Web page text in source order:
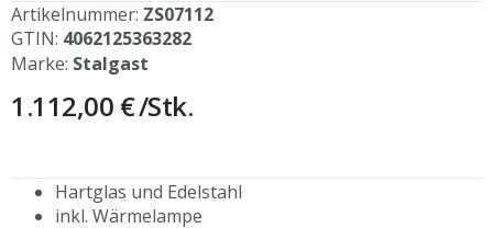
Artikelnummer: ZS07112
GTIN: 4062125363282
Marke: Stalgast
1.112,00 €/Stk.
Hartglas und Edelstahl
inkl. Wärmelampe